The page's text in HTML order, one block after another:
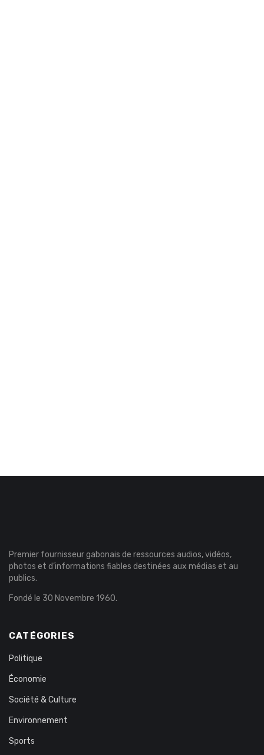
Premier fournisseur gabonais de ressources audios, vidéos,
photos et d’informations fiables destinées aux médias et au
publics.
Fondé le 30 Novembre 1960.
CATÉGORIES
Politique
Économie
Société & Culture
Environnement
Sports